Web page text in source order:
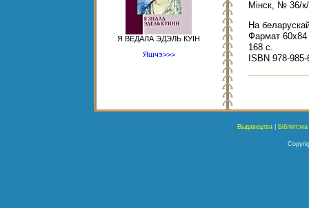
Я ВЕДАЛА ЭДЭЛЬ КУІН
Яшчэ>>>
Мінск, № 36/
На
Фармат 60х84
168 с.
ISBN 978-
Выдавецтва| Бібліятэка